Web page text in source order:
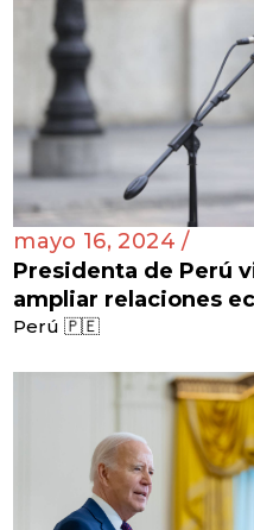
mayo 16, 2024 /
Presidenta de Perú
ampliar relaciones
Perú 🇵🇪